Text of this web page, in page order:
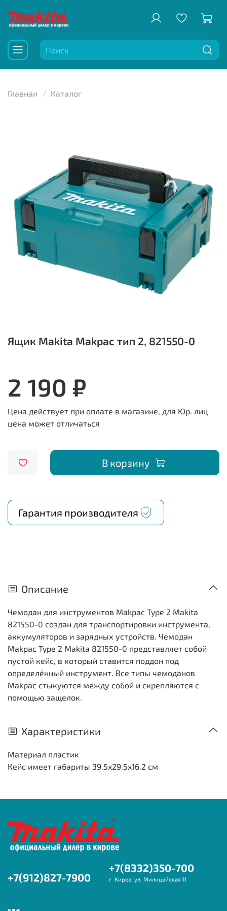
Главная Каталог
Ящик Makita Makpac тип 2, 821550-0
2 190 ₽
В корзину
Гарантия производителя
Описание
Чемодан для инструментов Makpac Type 2 Makita
821550-0 создан для транспортировки инструмента,
аккумуляторов и зарядных устройств. Чемодан
Makpac Type 2 Makita 821550-0 представляет собой
пустой кейс, в который ставится поддон под
определённый инструмент. Все типы чемоданов
Makpac стыкуются между собой и скрепляются с
помощью защелок.
Характеристики
Материал пластик
Кейс имеет габариты 39.5x29.5x16.2 см
+7(912)827-7900
+7(8332)350-700
г. Киров, ул. Милицейская 11